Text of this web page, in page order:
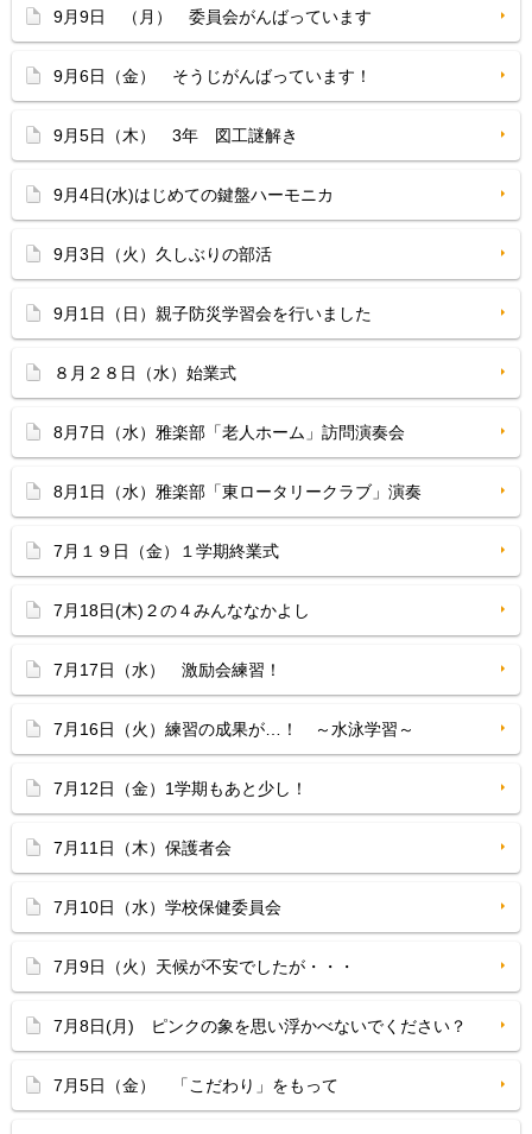
9月9日 （月） 委員会がんばっています
9月6日（金） そうじがんばっています！
9月5日（木） 3年 図工謎解き
9月4日(水)はじめての鍵盤ハーモニカ
9月3日（火）久しぶりの部活
9月1日（日）親子防災学習会を行いました
８月２８日（水）始業式
8月7日（水）雅楽部「老人ホーム」訪問演奏会
8月1日（水）雅楽部「東ロータリークラブ」演奏
7月１９日（金）１学期終業式
7月18日(木)２の４みんななかよし
7月17日（水） 激励会練習！
7月16日（火）練習の成果が…！ ～水泳学習～
7月12日（金）1学期もあと少し！
7月11日（木）保護者会
7月10日（水）学校保健委員会
7月9日（火）天候が不安でしたが・・・
7月8日(月) ピンクの象を思い浮かべないでください？
7月5日（金） 「こだわり」をもって